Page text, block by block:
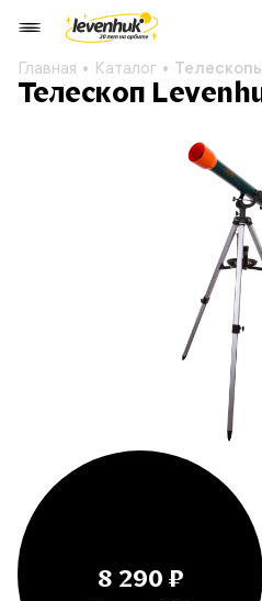
Главная Каталог
Телескоп
8 290 ₽